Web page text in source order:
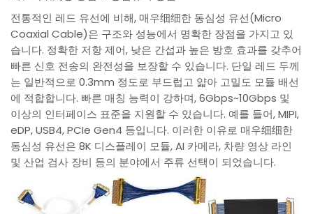
전통적인 레드 유선에 비해, 매우细细한 동심성 유선(Micro
Coaxial Cable)은 구조와 성능에서 명확한 장점을 가지고 있
습니다. 정확한 저항 제어, 낮은 간섭과 높은 방호 효과를 갖추어
빠른 신호 전송의 완전성을 보장할 수 있습니다. 단일 레드 두께
는 일반적으로 0.3mm 정도로 부드럽고 얇아 고밀도 모듈 배선
에 적합합니다. 빠른 매칭 능력이 강하며, 6Gbps~10Gbps 및
이상의 인터페이스 표준을 지원할 수 있습니다. 예를 들어, MIPI,
eDP, USB4, PCIe Gen4 등입니다. 이러한 이유로 매우细细한
동심성 유선은 8K 디스플레이 모듈, AI 카메라, 차량 영상 라인
및 산업 검사 장비 등의 분야에서 주류 선택이 되었습니다.